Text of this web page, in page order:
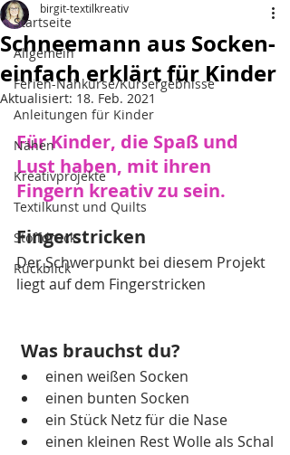
Startseite
Allgemein
Ferien-Nähkurse/Kursergebnisse
Anleitungen für Kinder
Nähen
Kreativprojekte
Textilkunst und Quilts
Stoffdruck
Rückblick
Schneemann aus Socken-
einfach erklärt für Kinder
birgit-textilkreativ
Aktualisiert: 18. Feb. 2021
Für Kinder, die Spaß und
Lust haben, mit ihren
Fingern kreativ zu sein.
Fingerstricken
Der Schwerpunkt bei diesem Projekt
liegt auf dem Fingerstricken
Was brauchst du?
einen weißen Socken
einen bunten Socken
ein Stück Netz für die Nase
einen kleinen Rest Wolle als Schal